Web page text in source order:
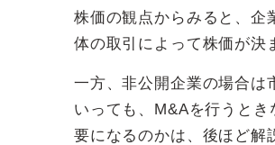
株価の観点からみると、企
体の取引によって株価が決
一方、非公開企業の場合は
いっても、M&Aを行うと
要になるのかは、後ほど解